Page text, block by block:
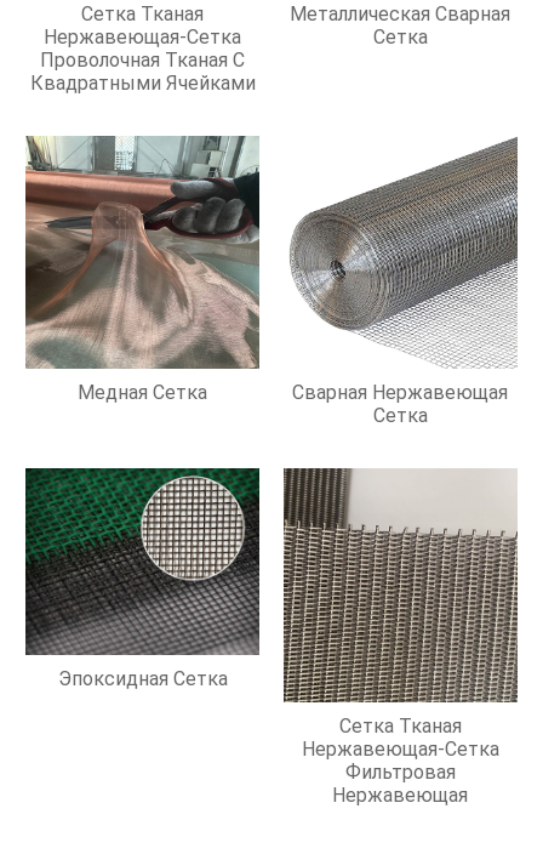
Сетка Тканая
Нержавеющая-Сетка
Проволочная Тканая С
Квадратными Ячейками
Металлическая Сварная
Сетка
Медная Сетка
Сварная Нержавеющая
Сетка
Эпоксидная Сетка
Сетка Тканая
Нержавеющая-Сетка
Фильтровая
Нержавеющая